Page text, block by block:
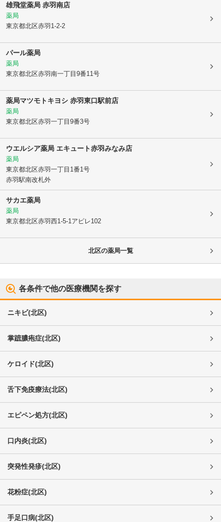
雄飛堂薬局 赤羽南店
薬局
東京都北区赤羽1-2-2
パール薬局
薬局
東京都北区赤羽南一丁目9番11号
薬局マツモトキヨシ 赤羽東口駅前店
薬局
東京都北区赤羽一丁目9番3号
ウエルシア薬局 エキュート赤羽みなみ店
薬局
東京都北区赤羽一丁目1番1号
赤羽駅南改札外
サカエ薬局
薬局
東京都北区赤羽西1-5-1アピレ102
北区の薬局一覧
各条件で他の医療機関を探す
ニキビ(北区)
掌蹠膿疱症(北区)
ケロイド(北区)
舌下免疫療法(北区)
エピペン処方(北区)
口内炎(北区)
突発性発疹(北区)
花粉症(北区)
手足口病(北区)